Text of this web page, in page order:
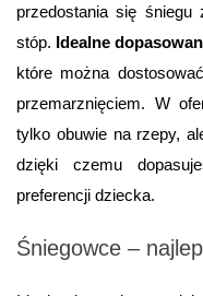
przedostania się
stóp. Idealne
które można
przemarznięciem. W
tylko obuwie na rzepy,
dzięki czemu
preferencji dziecka.
Śniegowce –